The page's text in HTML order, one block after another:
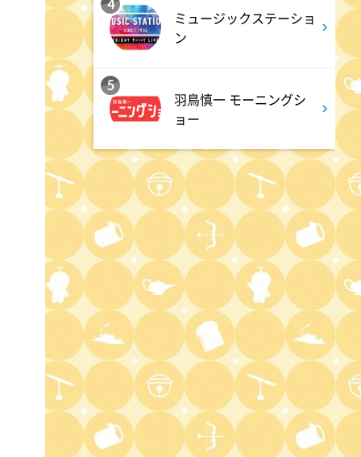
午後 3:50
午後 4:48
スーパーJチャンネル 井澤健
太朗と森山みなみが<ニュース
のハテナ>を深掘り
よる 6:50
ザワつく!路線バスで寄り道の
旅 【“東京&横浜"2大都市の地
下街グルメを巡る!】
よる 8:00
マツコ&有吉 かりそめ天国
M-1王者たくろうの滋賀の魅力
4
ミュージックステーショ
ン
5
羽鳥慎一 モーニングシ
ョー